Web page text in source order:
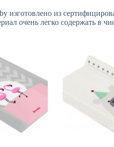
изготовлено из
очень легко содержать в